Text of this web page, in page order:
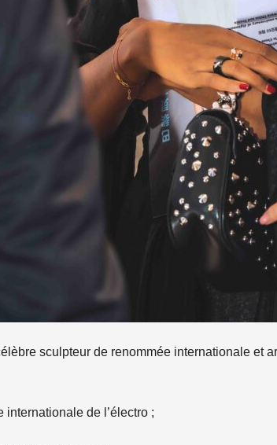
sculpteur de renommée internationale et
internationale de l’électro ;